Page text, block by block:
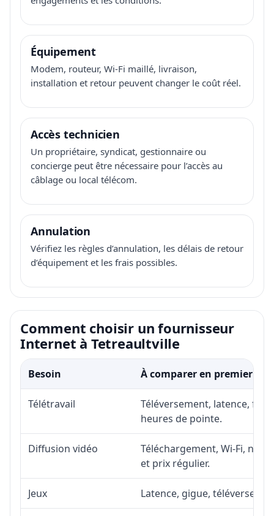
Équipement
Modem, routeur, Wi-Fi maillé, livraison,
installation et retour peuvent changer le coût réel.
Accès technicien
Un propriétaire, syndicat, gestionnaire ou
concierge peut être nécessaire pour l’accès au
câblage ou local télécom.
Annulation
Vérifiez les règles d’annulation, les délais de retour
d’équipement et les frais possibles.
Comment choisir un fournisseur
Internet à Tetreaultville
Besoin À comparer en premier
Télétravail
Téléversement, latence,
heures de pointe.
Diffusion vidéo
Téléchargement, Wi-Fi,
et prix régulier.
Jeux Latence, gigue,